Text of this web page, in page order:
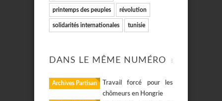
printemps des peuples révolution
solidarités internationales tunisie
DANS LE MÊME NUMÉRO
Archives Partisan
Travail forcé pour les
chômeurs en Hongrie